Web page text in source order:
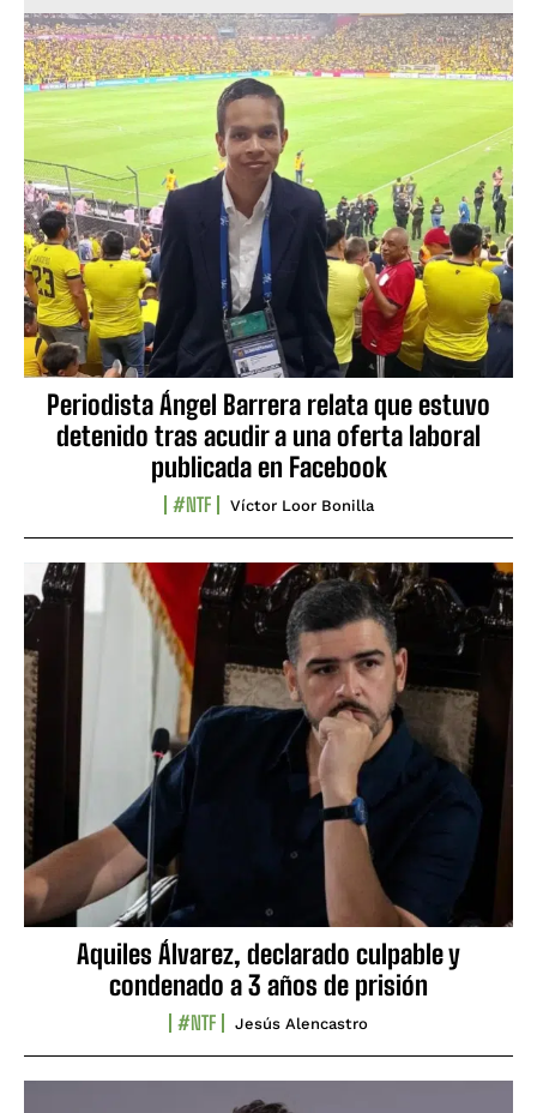
Periodista Ángel Barrera relata que estuvo
detenido tras acudir a una oferta laboral
publicada en Facebook
#NTF Víctor Loor Bonilla
Aquiles Álvarez, declarado culpable y
condenado a 3 años de prisión
#NTF Jesús Alencastro